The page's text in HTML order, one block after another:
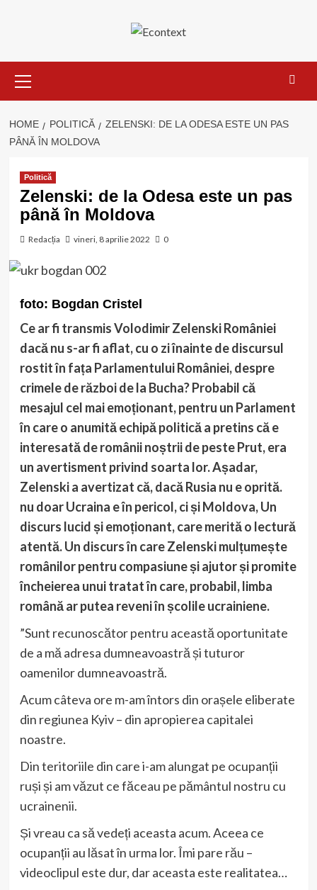
Menu
HOME POLITICĂ
ZELENSKI: DE LA ODESA ESTE UN PAS
PÂNĂ ÎN MOLDOVA
Politică
Zelenski: de la Odesa este un pas
până în Moldova
Redacția vineri, 8 aprilie 2022 0
foto: Bogdan Cristel
Ce ar fi transmis Volodimir Zelenski României
dacă nu s-ar fi aflat, cu o zi înainte de discursul
rostit în fața Parlamentului României, despre
crimele de război de la Bucha? Probabil că
mesajul cel mai emoționant, pentru un Parlament
în care o anumită echipă politică a pretins că e
interesată de românii noștrii de peste Prut, era
un avertisment privind soarta lor. Așadar,
Zelenski a avertizat că, dacă Rusia nu e oprită.
nu doar Ucraina e în pericol, ci și Moldova, Un
discurs lucid și emoționant, care merită o lectură
atentă. Un discurs în care Zelenski mulțumește
românilor pentru compasiune și ajutor și promite
încheierea unui tratat în care, probabil, limba
română ar putea reveni în școlile ucrainiene.
”Sunt recunoscător pentru această oportunitate
de a mă adresa dumneavoastră și tuturor
oamenilor dumneavoastră.
Acum câteva ore m-am întors din orașele eliberate
din regiunea Kyiv – din apropierea capitalei
noastre.
Din teritoriile din care i-am alungat pe ocupanții
ruși și am văzut ce făceau pe pământul nostru cu
ucrainenii.
Și vreau ca să vedeți aceasta acum. Aceea ce
ocupanții au lăsat în urma lor. Îmi pare rău –
videoclipul este dur, dar aceasta este realitatea…